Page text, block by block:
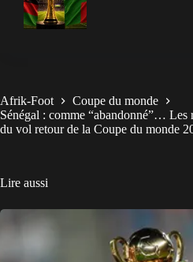
Afrik-Foot
Coupe du monde
Sénégal : comme “abandonné”… Les
du vol retour de la Coupe du monde
Lire aussi